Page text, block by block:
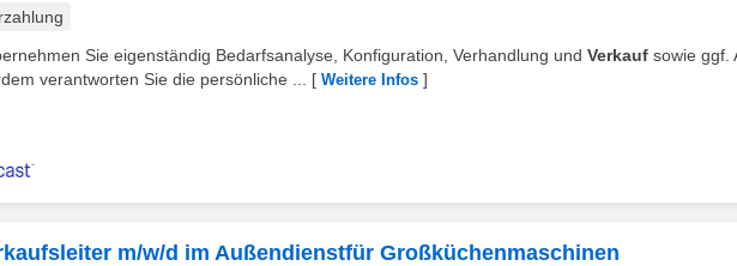
Sie eigenständig Bedarfsanalyse, Konfiguration, Verhandlung und Verkauf sowie ggf.
verantworten Sie die persönliche ...
[ Weitere Infos ]
m/w/d im Außendienstfür Großküchenmaschinen